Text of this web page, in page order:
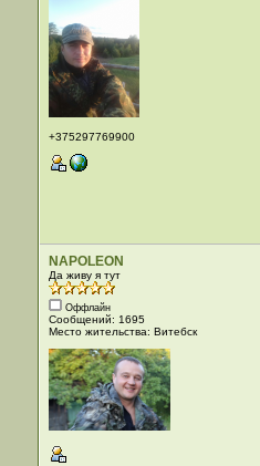
+375297769900
NAPOLEON
Да живу я тут
Оффлайн
Сообщений: 1695
Место жительства: Витебск